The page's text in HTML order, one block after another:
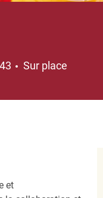
Sur place
et